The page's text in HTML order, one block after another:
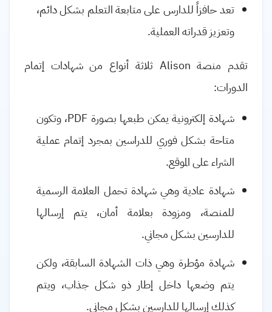
تعد حافزاً للدارس على متابعة التعلم بشكل دائم،
وتعزيز قدراته العملية.
تقدم منصة Alison ثلاثة أنواع من شهادات إتمام
الدورات:
شهادة إلكترونية يمكن طبعها بصورة PDF، وتكون
متاحة بشكل فوري للدراسين بمجرد إتمام عملية
الشراء على الموقع.
شهادة عادية وهي شهادة تحمل العلامة الرسمية
للمنصة، ومزودة بعلامة أمان، يتم إرسالها
للدارسين بشكل مجاني.
شهادة مؤطرة وهي ذات الشهادة السابقة، ولكن
يتم وضعها داخل إطار ذو شكل جذاب، ويتم
كذلك إرسالها للدارسين بشكل مجاني.